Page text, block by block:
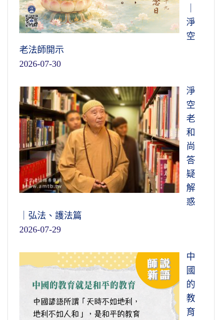
淨
空
老法師開示
2026-07-30
淨
空
老
和
尚
答
疑
解
惑
｜弘法、護法篇
2026-07-29
中
國
的
教
育